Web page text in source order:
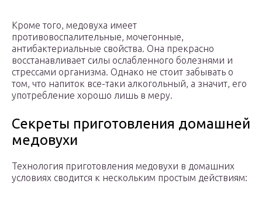
Кроме того, медовуха имеет
противовоспалительные, мочегонные,
антибактериальные свойства. Она прекрасно
восстанавливает силы ослабленного болезнями и
стрессами организма. Однако не стоит забывать о
том, что напиток все-таки алкогольный, а значит, его
употребление хорошо лишь в меру.
Секреты приготовления домашней
медовухи
Технология приготовления медовухи в домашних
условиях сводится к нескольким простым действиям: